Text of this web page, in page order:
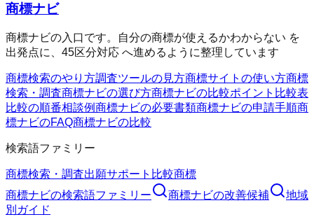
商標ナビ
商標ナビの入口です。自分の商標が使えるかわからない を
出発点に、45区分対応 へ進めるように整理しています
商標検索のやり方調査ツールの見方商標サイトの使い方商標
検索・調査商標ナビの選び方商標ナビの比較ポイント 比較表
比較の順番相談例商標ナビの必要書類商標ナビの申請手順商
標ナビのFAQ商標ナビの比較
検索語ファミリー
商標検索・調査出願サポート 比較商標
商標ナビの検索語ファミリー 商標ナビの改善候補
地域
別ガイド